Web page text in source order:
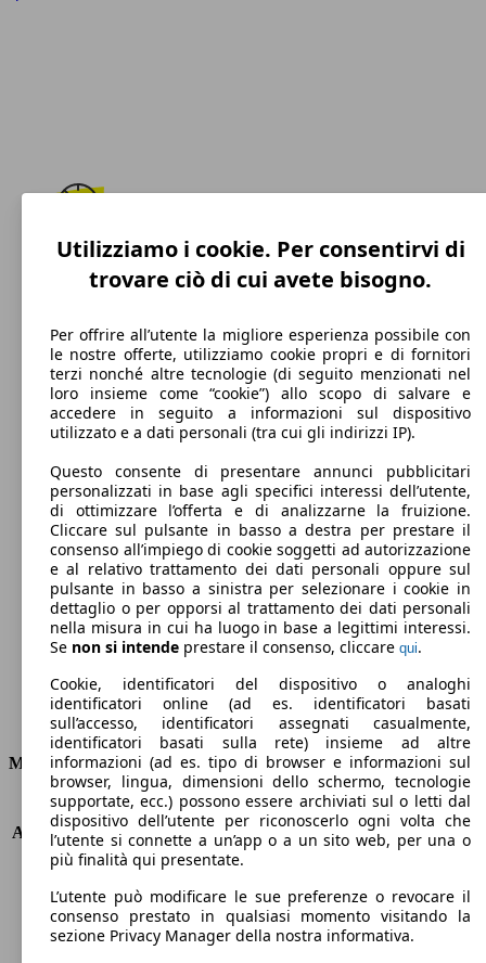
180 km/h
Velocità massima
Elettrica/Benzina
Carburante
96 g/km
Emissioni di CO2 (combinato)*
Ø 4.0 l/100km
Consumi
Motore e Prestazioni
KW (PS)
73 kW (99 PS)
Accelerazione (0-100 km/h)
10.9s
Velocità massima (km/h)
180 km/h
Coppia
142 nm
Cilindrata
1798 ccm
Carburante
Utilizziamo i cookie. Per consentirvi di
trovare ciò di cui avete bisogno.
Per offrire all’utente la migliore esperienza possibile con
le nostre offerte, utilizziamo cookie propri e di fornitori
terzi nonché altre tecnologie (di seguito menzionati nel
loro insieme come “cookie”) allo scopo di salvare e
accedere in seguito a informazioni sul dispositivo
utilizzato e a dati personali (tra cui gli indirizzi IP).
Questo consente di presentare annunci pubblicitari
personalizzati in base agli specifici interessi dell’utente,
di ottimizzare l’offerta e di analizzarne la fruizione.
Cliccare sul pulsante in basso a destra per prestare il
consenso all’impiego di cookie soggetti ad autorizzazione
e al relativo trattamento dei dati personali oppure sul
pulsante in basso a sinistra per selezionare i cookie in
dettaglio o per opporsi al trattamento dei dati personali
nella misura in cui ha luogo in base a legittimi interessi.
Se non si intende prestare il consenso, cliccare qui.
Cookie, identificatori del dispositivo o analoghi
identificatori online (ad es. identificatori basati
sull’accesso, identificatori assegnati casualmente,
identificatori basati sulla rete) insieme ad altre
informazioni (ad es. tipo di browser e informazioni sul
browser, lingua, dimensioni dello schermo, tecnologie
supportate, ecc.) possono essere archiviati sul o letti dal
dispositivo dell’utente per riconoscerlo ogni volta che
l’utente si connette a un’app o a un sito web, per una o
più finalità qui presentate.
L’utente può modificare le sue preferenze o revocare il
consenso prestato in qualsiasi momento visitando la
sezione Privacy Manager della nostra informativa.